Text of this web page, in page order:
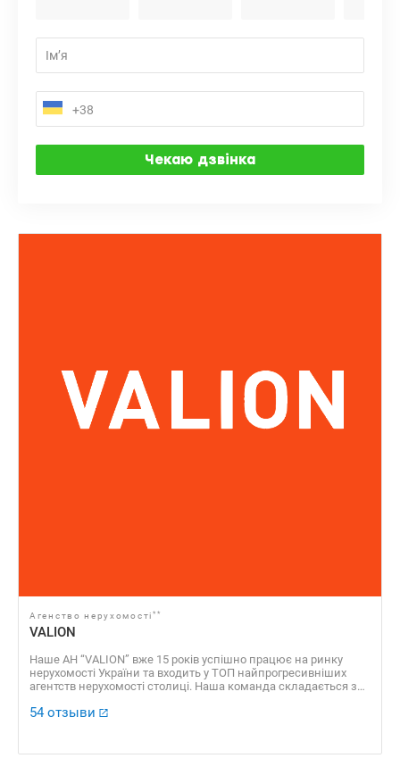
Агенство нерухомості **
VALION
Наше АН “VALION” вже 15 років успішно працює на ринку
нерухомості України та входить у ТОП найпрогресивніших
агентств нерухомості столиці. Наша команда складається з
безліч позитивних відгуків. Доказовою базою нашої
2016”, “Найкращий Web ресурс ріелторської компанії 2016”, VІІ
54 отзыви